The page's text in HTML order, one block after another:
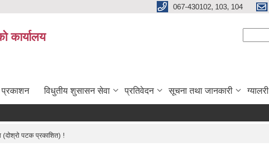
067-430102, 103, 104
कार्यालय
प्रकाशन विधुतीय शुसासन सेवा प्रतिवेदन सूचना तथा जानकारी ग्यालरी
(दोश्रो पटक प्रकाशित) !